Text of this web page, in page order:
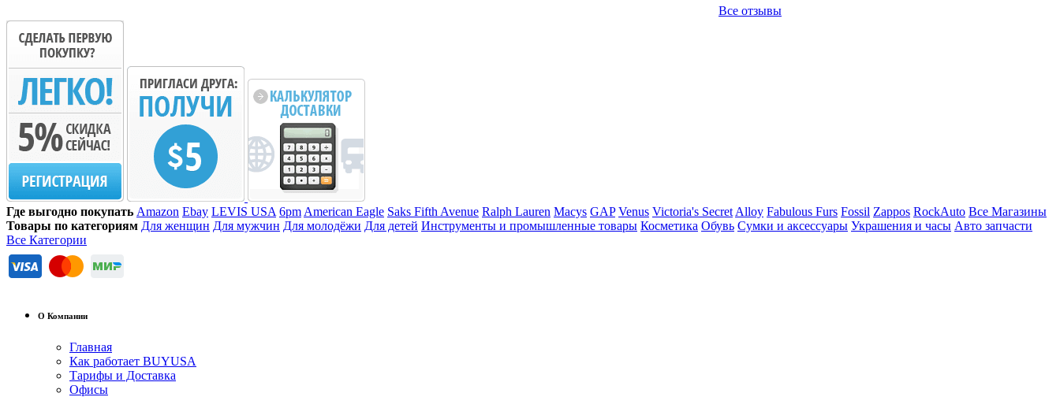
Все отзывы
Где выгодно покупать Amazon Ebay LEVIS USA 6pm American Eagle Saks Fifth Avenue Ralph Lauren Macys GAP Venus Victoria's Secret Alloy Fabulous Furs Fossil Zappos RockAuto Все Магазины
Товары по категориям Для женщин Для мужчин Для молодёжи Для детей Инструменты и промышленные товары Косметика Обувь Сумки и аксессуары Украшения и часы Авто запчасти
Все Категории
О Компании
Главная
Как работает BUYUSA
Тарифы и Доставка
Офисы